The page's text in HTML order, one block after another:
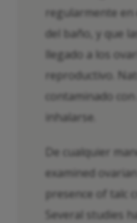
regularmente en
del baño, y que
llegado a los
reproductivo.
contaminado
inhalarse.
De cualquier
examined
presence of talc
Several studies